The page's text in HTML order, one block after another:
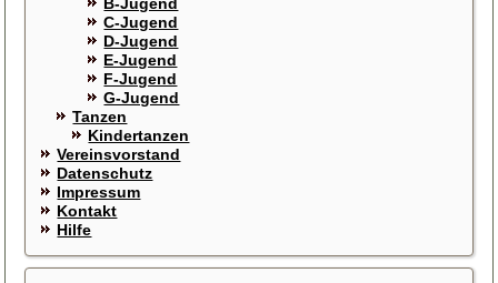
C-Jugend
D-Jugend
E-Jugend
F-Jugend
G-Jugend
Tanzen
Kindertanzen
Vereinsvorstand
Datenschutz
Impressum
Kontakt
Hilfe